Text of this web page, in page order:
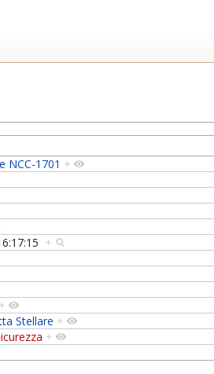
NCC-1701 +
+
+
Stellare +
+